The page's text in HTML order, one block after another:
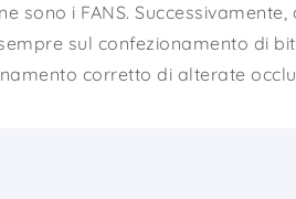
i FANS.
sul confezionamento di
corretto di alterate